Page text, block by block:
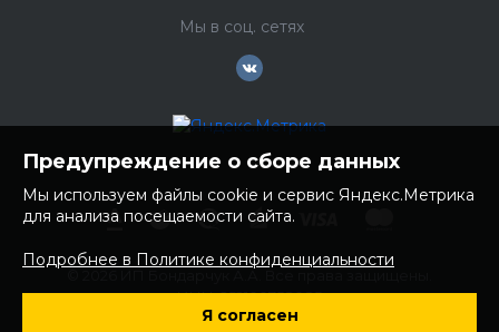
Мы в соц. сетях
ИНН: 252100758085
ОГРНИП: 304250236200270
Предупреждение о сборе данных
Мы используем файлы cookie и сервис Яндекс.Метрика
для анализа посещаемости сайта.
Подробнее в Политике конфиденциальности
Я согласен